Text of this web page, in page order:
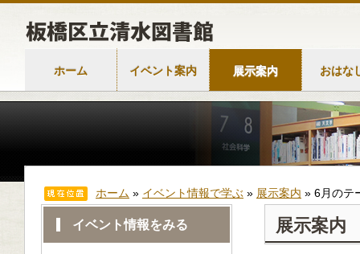
ホーム イベント案内 展示案内 おはな
ホーム » イベント情報で学ぶ » 展示案内 » 6月のテ
イベント情報をみる 展示案内